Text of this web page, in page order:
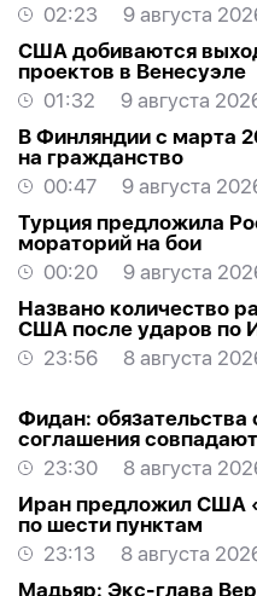
02:23
9 августа
США добиваются
проектов в Венесуэле
01:32
9 августа
В Финляндии с марта
на гражданство
00:47
9 августа
Турция предложила
мораторий на бои
00:20
9 августа
Названо количество
США после ударов по
23:56
8 августа
Фидан: обязательства
соглашения
23:30
8 августа
Иран предложил США
по шести пунктам
23:13
8 августа
Мадьяр: Экс-глава